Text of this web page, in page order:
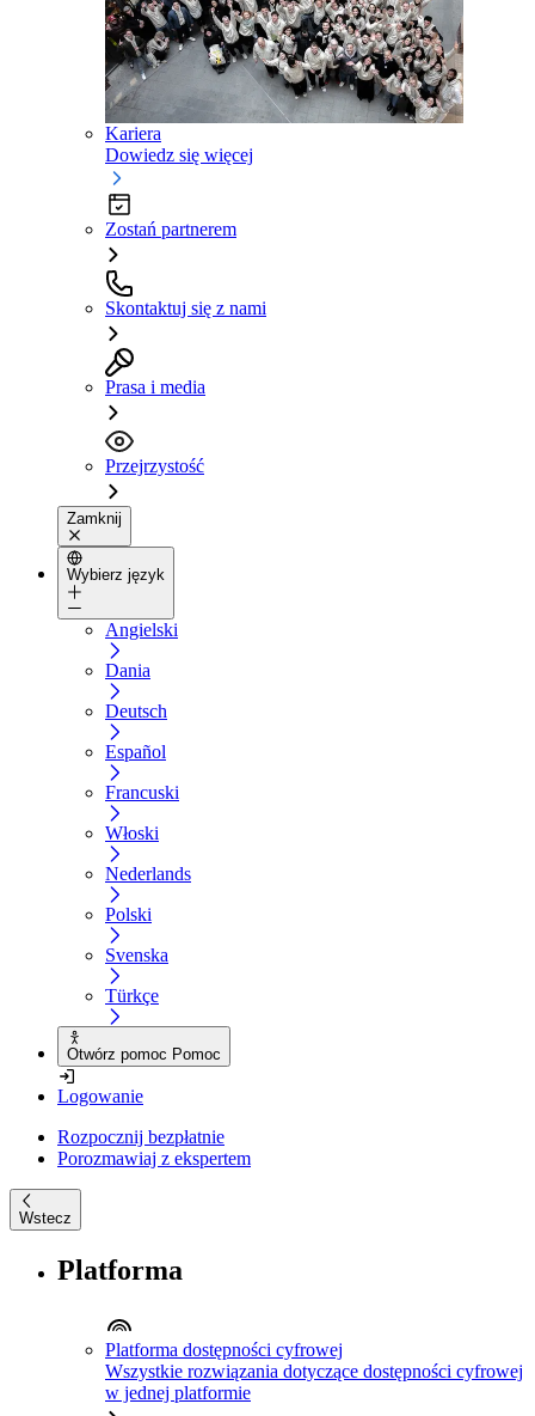
Kariera
Dowiedz się więcej
Zostań partnerem
Skontaktuj się z nami
Prasa i media
Przejrzystość
Zamknij
Wybierz język
Angielski
Dania
Deutsch
Español
Francuski
Włoski
Nederlands
Polski
Svenska
Türkçe
Otwórz pomoc Pomoc
Logowanie
Rozpocznij bezpłatnie
Porozmawiaj z ekspertem
Wstecz
Platforma
Platforma dostępności cyfrowej
Wszystkie rozwiązania dotyczące dostępności cyfrowej
w jednej platformie